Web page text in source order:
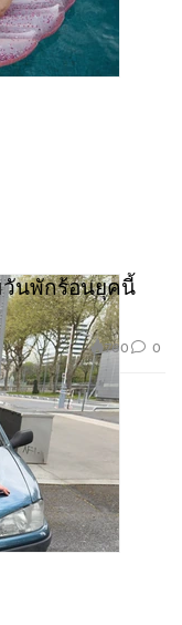
วันพักร้อนยุคนี้
760 0